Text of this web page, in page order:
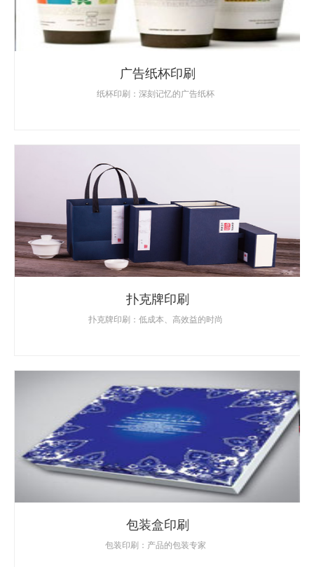
广告纸杯印刷
纸杯印刷：深刻记忆的广告纸杯
扑克牌印刷
扑克牌印刷：低成本、高效益的时尚
包装盒印刷
包装印刷：产品的包装专家